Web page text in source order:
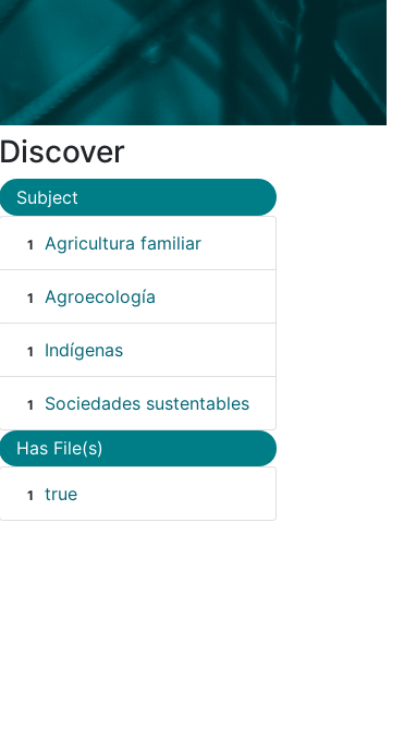
Discover
Subject
1 Agricultura familiar
1 Agroecología
1 Indígenas
1 Sociedades sustentables
Has File(s)
1 true